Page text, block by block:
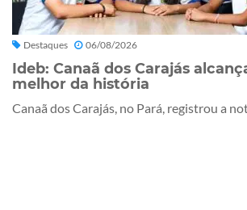
Destaques 06/08/2026
Ideb: Canaã dos Carajás
melhor da história
Canaã dos Carajás, no Pará, registrou a